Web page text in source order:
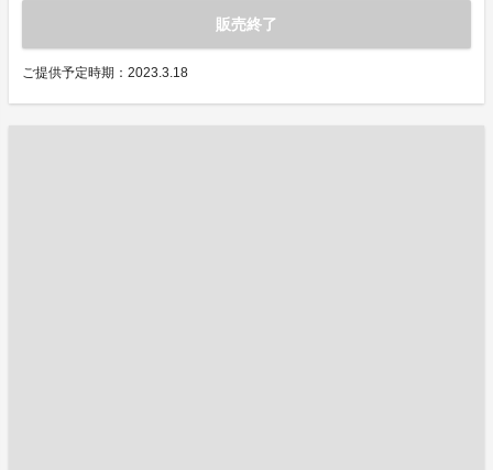
販売終了
ご提供予定時期：2023.3.18